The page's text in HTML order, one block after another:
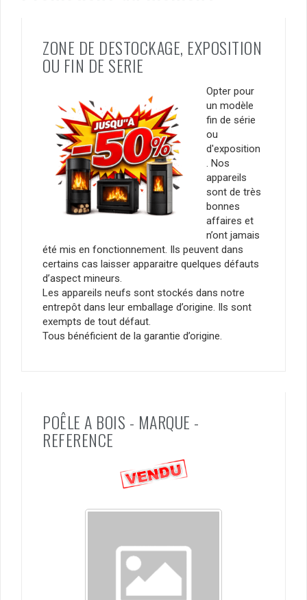
ZONE DE DESTOCKAGE, EXPOSITION
OU FIN DE SERIE
Opter pour
un modèle
fin de série
ou
d'exposition
. Nos
appareils
sont de très
bonnes
affaires et
n’ont jamais
été mis en fonctionnement. Ils peuvent dans
certains cas laisser apparaitre quelques défauts
d’aspect mineurs.
Les appareils neufs sont stockés dans notre
entrepôt dans leur emballage d’origine. Ils sont
exempts de tout défaut.
Tous bénéficient de la garantie d’origine.
POÊLE A BOIS - MARQUE -
REFERENCE